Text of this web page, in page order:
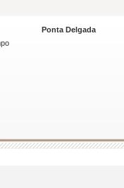
Ponta Delgada